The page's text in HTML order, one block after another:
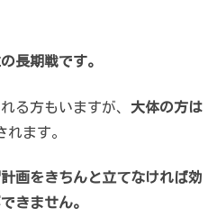
長期戦です。
る方もいますが、 大体の方は
れます。
画をきちんと立てなければ効
きません。